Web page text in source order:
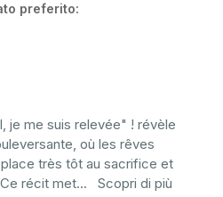
preferito:
je me suis relevée" ! révèle
où les rêves
très tôt au sacrifice et
récit met... Scopri di più